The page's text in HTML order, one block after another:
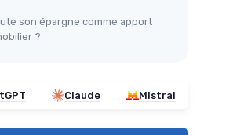
son épargne comme apport
?
Claude Mistral